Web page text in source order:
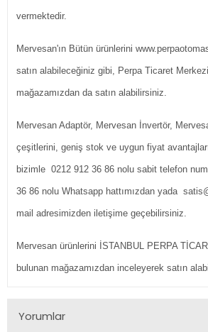
vermektedir.
Mervesan'ın Bütün ürünlerini
satın alabileceğiniz gibi, Perpa Ticaret
mağazamızdan da satın alabilirsiniz.
Mervesan Adaptör, Mervesan İnvertör,
çeşitlerini, geniş stok ve uygun fiyat
bizimle 0212 912 36 86 nolu sabit telefon
36 86 nolu Whatsapp hattımızdan yada
mail adresimizden iletişime geçebilirsiniz.
Mervesan ürünlerini İSTANBUL PERPA
bulunan mağazamızdan inceleyerek satın
Yorumlar